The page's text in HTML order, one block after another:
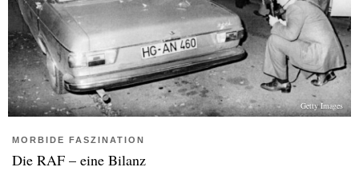
Getty Images
MORBIDE FASZINATION
Die RAF – eine Bilanz